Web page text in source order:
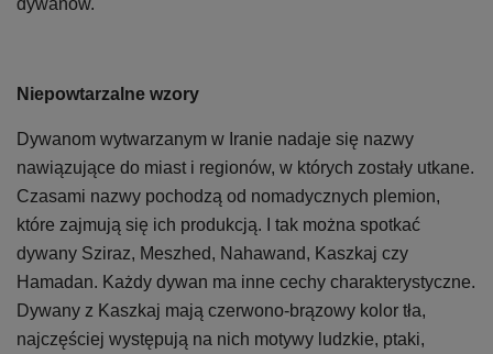
dywanów.
Niepowtarzalne wzory
Dywanom wytwarzanym w Iranie nadaje się nazwy
nawiązujące do miast i regionów, w których zostały utkane.
Czasami nazwy pochodzą od nomadycznych plemion,
które zajmują się ich produkcją. I tak można spotkać
dywany Sziraz, Meszhed, Nahawand, Kaszkaj czy
Hamadan. Każdy dywan ma inne cechy charakterystyczne.
Dywany z Kaszkaj mają czerwono-brązowy kolor tła,
najczęściej występują na nich motywy ludzkie, ptaki,